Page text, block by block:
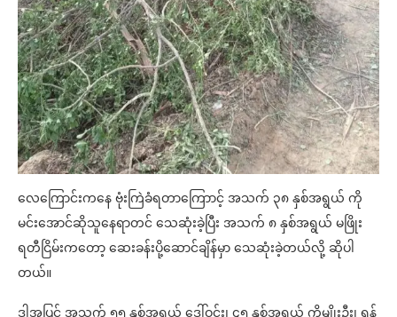
လေကြောင်းကနေ ဗုံးကြဲခံရတာကြောာင့် အသက် ၃၈ နှစ်အရွယ် ကို
မင်းအောင်ဆိုသူနေရာတင် သေဆုံးခဲ့ပြီး အသက် ၈ နှစ်အရွယ် မဖြိုး
ရတီငြိမ်းကတော့ ဆေးခန်းပို့ဆောင်ချိန်မှာ သေဆုံးခဲ့တယ်လို့ ဆိုပါ
တယ်။
ဒါ့အပြင် အသက် ၅၅ နှစ်အရွယ် ဒေါ်ဝင်း၊ ၄၅ နှစ်အရွယ် ကိုမျိုးဦး၊ ရန်